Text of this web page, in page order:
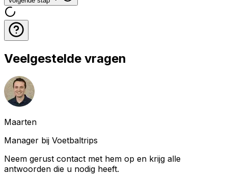
Veelgestelde vragen
Maarten
Manager bij Voetbaltrips
Neem gerust contact met hem op en krijg alle
antwoorden die u nodig heeft.